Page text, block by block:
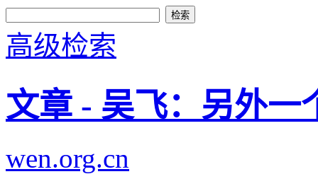
高级检索
文章 - 吴飞：另外一
wen.org.cn